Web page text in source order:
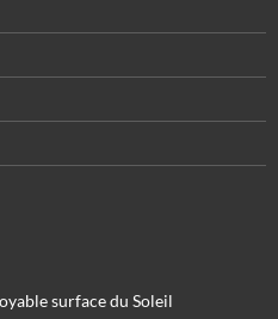
surface du Soleil